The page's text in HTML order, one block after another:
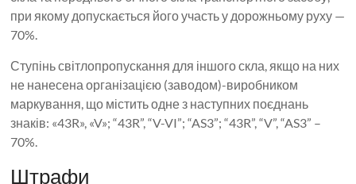
при якому допускається його участь у дорожньому руху —
70%.
Ступінь світлопропускання для іншого скла, якщо на них
не нанесена організацією (заводом)-виробником
маркування, що містить одне з наступних поєднань
знаків: «43R», «V»; “43R”, “V-VI”; “AS3”; “43R”, “V”, “AS3” –
70%.
Штрафи